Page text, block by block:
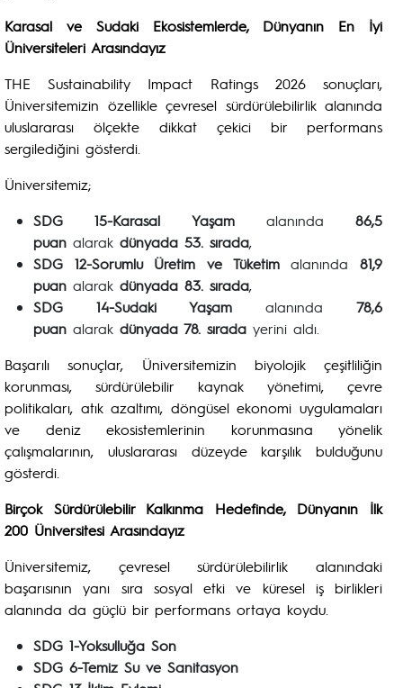
Karasal ve Sudaki Ekosistemlerde, Dünyanın En İyi
Üniversiteleri Arasındayız
THE Sustainability Impact Ratings 2026 sonuçları,
Üniversitemizin özellikle çevresel sürdürülebilirlik alanında
uluslararası ölçekte dikkat çekici bir performans
sergilediğini gösterdi.
Üniversitemiz;
SDG 15-Karasal Yaşamalanında 86,5
puan alarak dünyada 53. sırada,
SDG 12-Sorumlu Üretim ve Tüketimalanında81,9
puan alarak dünyada 83. sırada,
SDG 14-Sudaki Yaşam alanında 78,6
puan alarak dünyada 78. sırada yerini aldı.
Başarılı sonuçlar, Üniversitemizin biyolojik çeşitliliğin
korunması, sürdürülebilir kaynak yönetimi, çevre
politikaları, atık azaltımı, döngüsel ekonomi uygulamaları
ve deniz ekosistemlerinin korunmasına yönelik
çalışmalarının, uluslararası düzeyde karşılık bulduğunu
gösterdi.
Birçok Sürdürülebilir Kalkınma Hedefinde, Dünyanın İlk
200 Üniversitesi Arasındayız
Üniversitemiz, çevresel sürdürülebilirlik alanındaki
başarısının yanı sıra sosyal etki ve küresel iş birlikleri
alanında da güçlü bir performans ortaya koydu.
SDG 1-Yoksulluğa Son
SDG 6-Temiz Su ve Sanitasyon